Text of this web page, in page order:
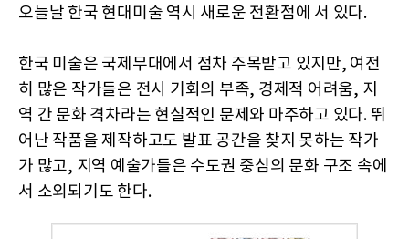
오늘날 한국 현대미술 역시 새로운 전환점에 서 있다.
한국 미술은 국제무대에서 점차 주목받고 있지만, 여전
히 많은 작가들은 전시 기회의 부족, 경제적 어려움, 지
역 간 문화 격차라는 현실적인 문제와 마주하고 있다. 뛰
어난 작품을 제작하고도 발표 공간을 찾지 못하는 작가
가 많고, 지역 예술가들은 수도권 중심의 문화 구조 속에
서 소외되기도 한다.